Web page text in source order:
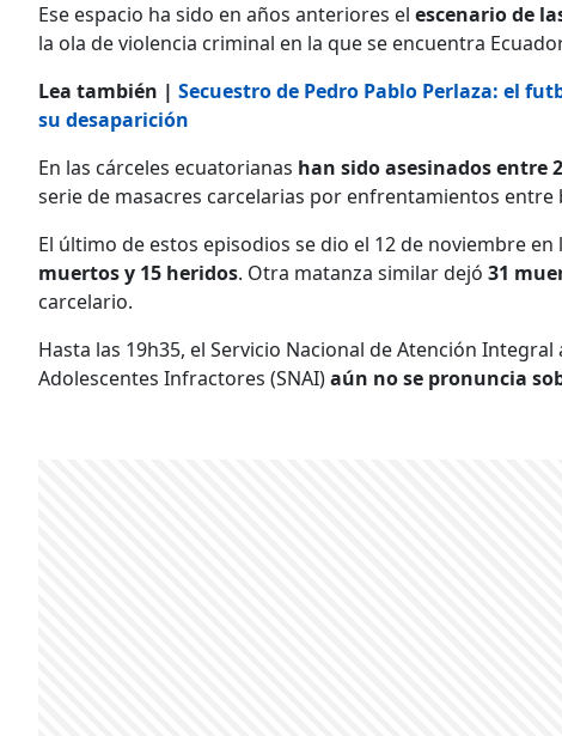
Ese espacio ha sido en años anteriores el escenario de
la ola de violencia criminal en la que se encuentra
Lea también | Secuestro de Pedro Pablo Perlaza: el
su desaparición
En las cárceles ecuatorianas han sido asesinados entre
serie de masacres carcelarias por enfrentamientos entre
El último de estos episodios se dio el 12 de noviembre
muertos y 15 heridos. Otra matanza similar dejó 31
carcelario.
Hasta las 19h35, el Servicio Nacional de Atención
Adolescentes Infractores (SNAI)aún no se pronuncia